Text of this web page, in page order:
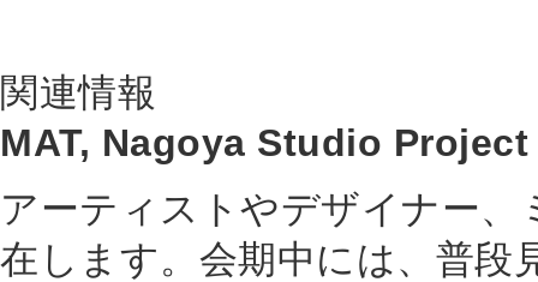
関連情報
MAT, Nagoya Studio
アーティストやデザイナー
在します。会期中には、普段